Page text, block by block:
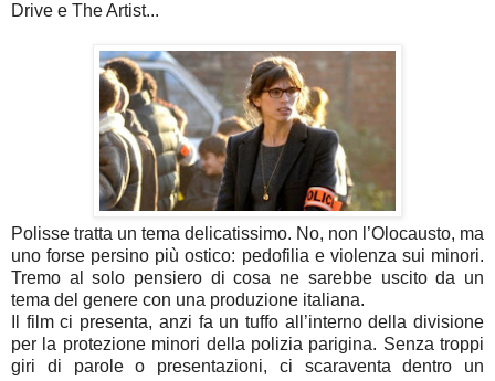
Drive e The Artist...
Polisse tratta un tema delicatissimo. No, non l’Olocausto, ma
uno forse persino più ostico: pedofilia e violenza sui minori.
Tremo al solo pensiero di cosa ne sarebbe uscito da un
tema del genere con una produzione italiana.
Il film ci presenta, anzi fa un tuffo all’interno della divisione
per la protezione minori della polizia parigina. Senza troppi
giri di parole o presentazioni, ci scaraventa dentro un